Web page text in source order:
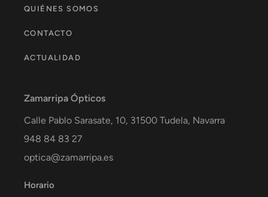
QUIÉNES SOMOS
CONTACTO
ACTUALIDAD
Zamarripa Ópticos
Calle Pablo Sarasate, 10, 31500 Tudela, Navarra
948 84 83 27
optica@zamarripa.es
Horario